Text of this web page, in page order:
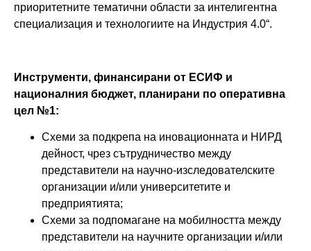
приоритетните тематични области за интелигентна
специализация и технологиите на Индустрия 4.0“.
Инструменти, финансирани от ЕСИФ и
националния бюджет, планирани по оперативна
цел №1:
Схеми за подкрепа на иновационната и НИРД
дейност, чрез сътрудничество между
представители на научно-изследователските
организации и/или университетите и
предприятията;
Схеми за подпомагане на мобилността между
представители на научните организации и/или